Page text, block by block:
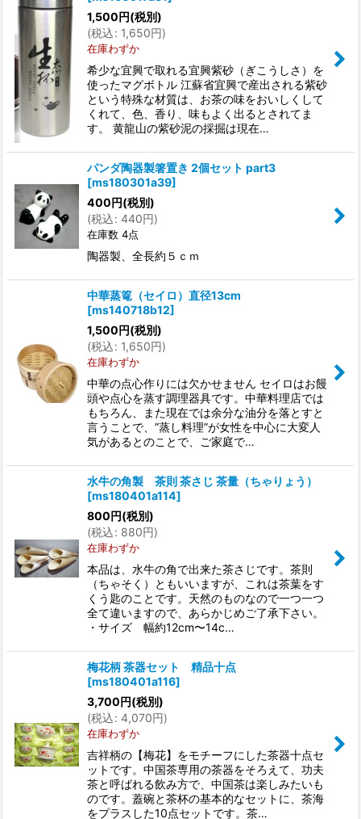
1,500円(税別)
(税込: 1,650円)
在庫わずか
希少な宜興で取れる宜興紫砂（ぎこうしさ）を
使ったマグボトル 江蘇省宜興で産出される紫砂
という特殊な材質は、お茶の味をおいしくして
くれて、色、香り、味もよく出るとされてま
す。 黄龍山の紫砂泥の採掘は現在…
パンダ陶器製箸置き 2個セット part3
[ms180301a39]
400円(税別)
(税込: 440円)
在庫数 4点
陶器製、全長約５ｃｍ
中華蒸篭（セイロ）直径13cm
[ms140718b12]
1,500円(税別)
(税込: 1,650円)
在庫わずか
中華の点心作りには欠かせません セイロはお饅
頭や点心を蒸す調理器具です。中華料理店では
もちろん、また現在では余分な油分を落とすと
言うことで、”蒸し料理”が女性を中心に大変人
気があるとのことで、ご家庭で…
水牛の角製 茶則 茶さじ 茶量（ちゃりょう）
[ms180401a114]
800円(税別)
(税込: 880円)
在庫わずか
本品は、水牛の角で出来た茶さじです。茶則
（ちゃそく）ともいいますが、これは茶葉をす
くう匙のことです。天然のものなので一つ一つ
全て違いますので、あらかじめご了承下さい。
・サイズ 幅約12cm〜14c…
梅花柄 茶器セット 精品十点
[ms180401a116]
3,700円(税別)
(税込: 4,070円)
在庫わずか
吉祥柄の【梅花】をモチーフにした茶器十点セ
ットです。中国茶専用の茶器をそろえて、功夫
茶と呼ばれる飲み方で、中国茶は楽しみたいも
のです。蓋碗と茶杯の基本的なセットに、茶海
をプラスした10点セットです。茶…